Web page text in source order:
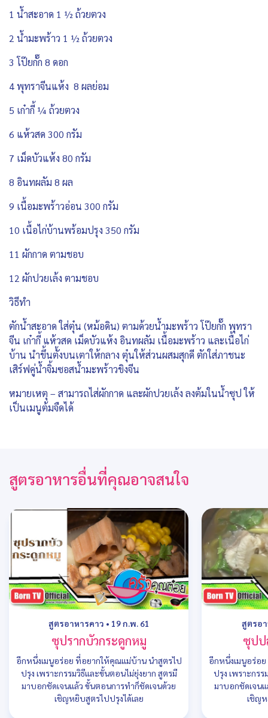
1 น้ำสะอาด 1 ½ ถ้วยตวง
2 น้ำมะพร้าว 1 ½ ถ้วยตวง
3 โป๊ยกั๊ก 8 ดอก
4 พุทราจีนแห้ง 8 ผลย่อม
5 เก๋ากี้ ¼ ถ้วยตวง
6 แห้วสด 300 กรัม
7 เม็ดบัวแห้ง 80 กรัม
8 อินทผลัม 8 ผล
9 เนื้อมะพร้าวอ่อน 300 กรัม
10 เนื้อไก่บ้านพร้อมปรุง 350 กรัม
11 ผักกาด ตามชอบ
12 ผักปวยเล้ง ตามชอบ
วิธีทำ
ตักน้ำสะอาด ใส่ตุ๋น (หม้อดิน) ตามด้วยน้ำมะพร้าว โป๊ยกั๊ก พุทรา
จีน เก๋ากี้ แห้วสด เม็ดบัวแห้ง อินทผลัม เนื้อมะพร้าว และเนื้อไก่
บ้าน นำขึ้นตั้งบนเตาให้กลาง ตุ๋นให้ส่วนผสมสุกดี ตักใส่ภาชนะ
เสิร์ฟคู่น้ำจิ้มซอสน้ำมะพร้าวขิงจีน
หมายเหตุ – สามารถไส่ผักกาด และผักปวยเล้ง ลงต้มในน้ำซุป ให้
เป็นเมนูต้มจืดได้
สูตรอาหารอื่นที่คุณอาจสนใจ
สูตรอาหารคาว • 19 ก.พ. 61
ซุปรากบัวกระดูกหมู
อีกหนึ่งเมนูอร่อย ที่อยากให้คุณแม่บ้าน นำสูตรไป
ปรุง เพราะกรรมวิธีและขั้นตอนไม่ยุ่งยาก สูตรมี
มาบอกชัดเจนแล้ว ขั้นตอนการทำก็ชัดเจนด้วย
เชิญหยิบสูตรไปปรุงได้เลย
สูตรอ
ซุปป
อีกหนึ่งเมนูอร่อ
ปรุง เพราะกร
มาบอกชัดเจน
เชิญห